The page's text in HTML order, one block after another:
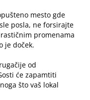
mesto gde
posla, ne forsirajte
promenama
je doček.
od
će zapamtiti
što vaš lokal